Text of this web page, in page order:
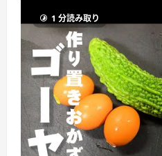
1 分読み取り